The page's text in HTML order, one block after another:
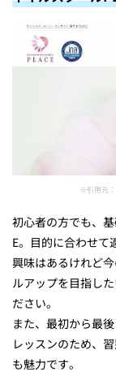
※引用元：
初心者の方でも、
E。目的に合わせて
興味はあるけれど
ルアップを目指し
ださい。
また、 最初から最
レッスンのため、
も魅力です。